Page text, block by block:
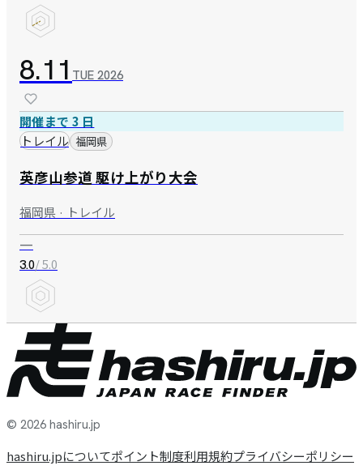
8.11 TUE 2026
開催まで 3 日
トレイル 福岡県
英彦山参道 駆け上がり大会
福岡県 · トレイル
—
3.0/ 5.0
© 2026 hashiru.jp
hashiru.jpについてポイント制度利用規約プライバシーポリシー